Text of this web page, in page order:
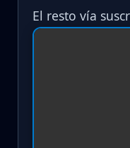
El resto vía